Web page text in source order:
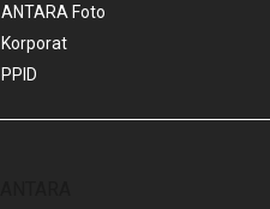
ANTARA Foto
Korporat
PPID